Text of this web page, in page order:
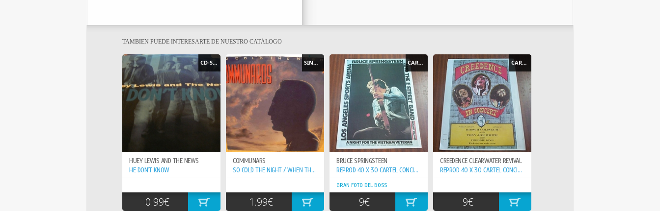
TAMBIEN PUEDE INTERESARTE DE NUESTRO CATÁLOGO
CD-SINGLE
HUEY LEWIS AND THE NEWS
HE DON`T KNOW
0.99€
SINGLE
COMMUNARS
SO COLD THE NIGHT / WHEN THE WALLS COME...
1.99€
CARTEL - POSTER
BRUCE SPRINGSTEEN
REPROD 40 X 30 CARTEL CONCIERTO 20-8-81 VETERAN VIETNAN
GRAN FOTO DEL BOSS
9€
CARTEL - POSTER
CREEDENCE CLEARWATER REVIVAL
REPROD 40 X 30 CARTEL CONCIERTO 15-6- ,
9€